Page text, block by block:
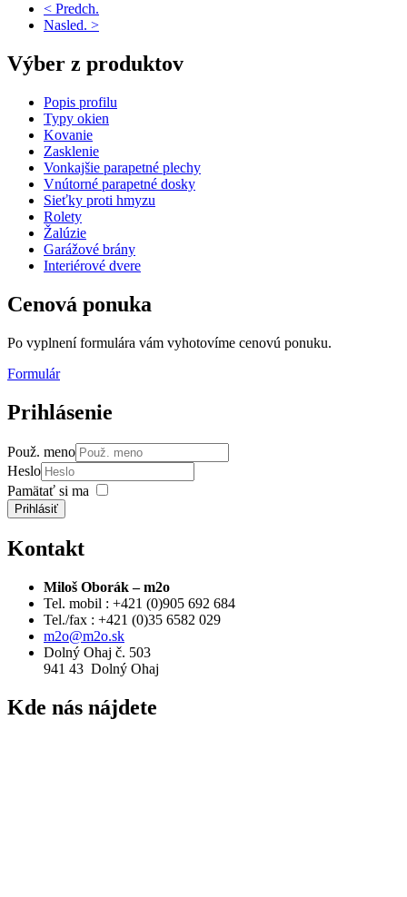
< Predch.
Nasled. >
Výber z produktov
Popis profilu
Typy okien
Kovanie
Zasklenie
Vonkajšie parapetné plechy
Vnútorné parapetné dosky
Sieťky proti hmyzu
Rolety
Žalúzie
Garážové brány
Interiérové dvere
Cenová ponuka
Po vyplnení formulára vám vyhotovíme cenovú ponuku.
Formulár
Prihlásenie
Použ. meno
Heslo
Pamätať si ma
Prihlásiť
Kontakt
Miloš Oborák – m2o
Tel. mobil : +421 (0)905 692 684
Tel./fax : +421 (0)35 6582 029
m2o@m2o.sk
Dolný Ohaj č. 503
941 43 Dolný Ohaj
Kde nás nájdete